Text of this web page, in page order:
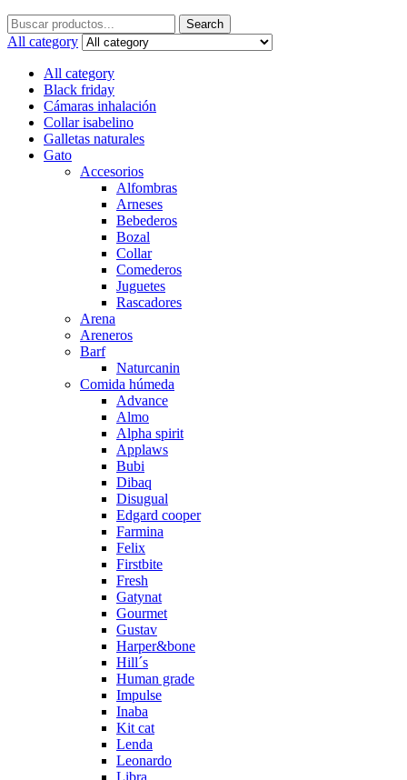
Search
for:
Search
All category
All category
Black friday
Cámaras inhalación
Collar isabelino
Galletas naturales
Gato
Accesorios
Alfombras
Arneses
Bebederos
Bozal
Collar
Comederos
Juguetes
Rascadores
Arena
Areneros
Barf
Naturcanin
Comida húmeda
Advance
Almo
Alpha spirit
Applaws
Bubi
Dibaq
Disugual
Edgard cooper
Farmina
Felix
Firstbite
Fresh
Gatynat
Gourmet
Gustav
Harper&bone
Hill´s
Human grade
Impulse
Inaba
Kit cat
Lenda
Leonardo
Libra